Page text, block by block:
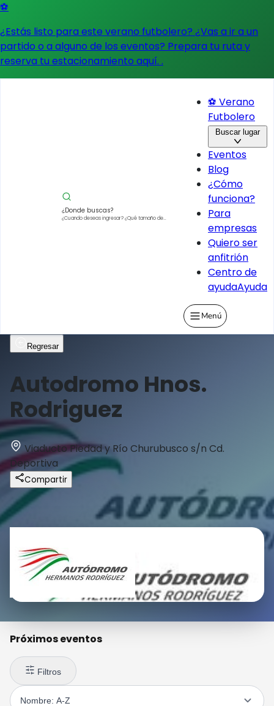
⚽
¿Estás listo para este verano futbolero? ¿Vas a ir a un
partido o a alguno de los eventos? Prepara tu ruta y
reserva tu estacionamiento aquí. .
¿Donde buscas?
¿Cuando deseas ingresar?¿Qué tamaño de
⚽ Verano
Futbolero
Buscar lugar
Eventos
Blog
¿Cómo
funciona?
Para
empresas
Quiero ser
anfitrión
Centro de
ayudaAyuda
Menú
Regresar
Autodromo Hnos.
Rodriguez
Viaducto Piedad y Río Churubusco s/n Cd.
Deportiva
Compartir
Próximos eventos
Filtros